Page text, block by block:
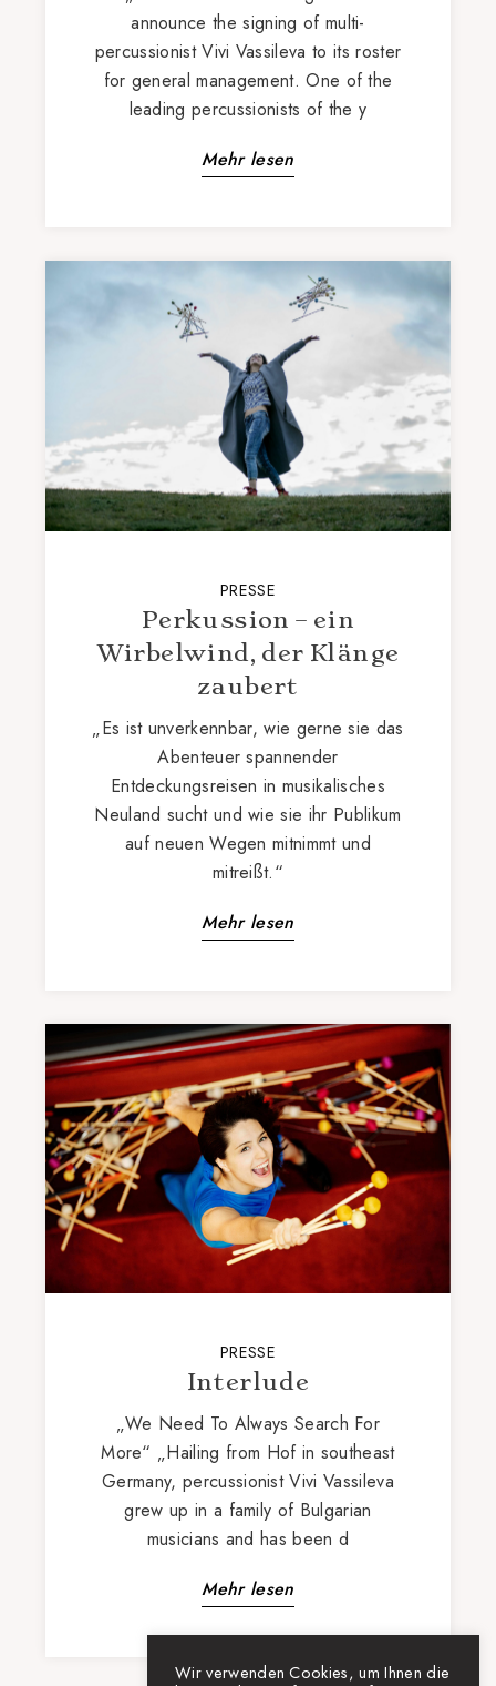
announce the signing of multi-
percussionist Vivi Vassileva to its roster
for general management. One of the
leading percussionists of the y
Mehr lesen
PRESSE
Perkussion – ein
Wirbelwind, der Klänge
zaubert
„Es ist unverkennbar, wie gerne sie das
Abenteuer spannender
Entdeckungsreisen in musikalisches
Neuland sucht und wie sie ihr Publikum
auf neuen Wegen mitnimmt und
mitreißt.“
Mehr lesen
PRESSE
Interlude
„We Need To Always Search For
More“ „Hailing from Hof in southeast
Germany, percussionist Vivi Vassileva
grew up in a family of Bulgarian
musicians and has been d
Mehr lesen
Wir verwenden Cookies, um Ihnen die